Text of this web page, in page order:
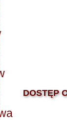
DOSTĘP